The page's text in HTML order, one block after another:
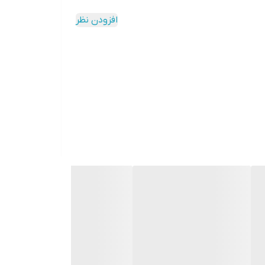
افزودن نظر